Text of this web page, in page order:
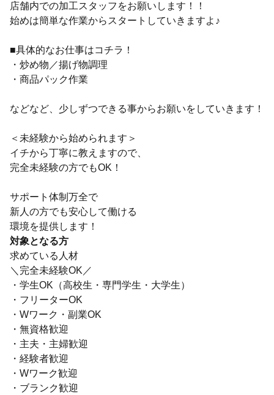
店舗内での加工スタッフをお願いします！！
始めは簡単な作業からスタートしていきますよ♪
■具体的なお仕事はコチラ！
・炒め物／揚げ物調理
・商品パック作業
などなど、少しずつできる事からお願いをしていきます！
＜未経験から始められます＞
イチから丁寧に教えますので、
完全未経験の方でもOK！
サポート体制万全で
新人の方でも安心して働ける
環境を提供します！
対象となる方
求めている人材
＼完全未経験OK／
・学生OK（高校生・専門学生・大学生）
・フリーターOK
・Wワーク・副業OK
・無資格歓迎
・主夫・主婦歓迎
・経験者歓迎
・Wワーク歓迎
・ブランク歓迎